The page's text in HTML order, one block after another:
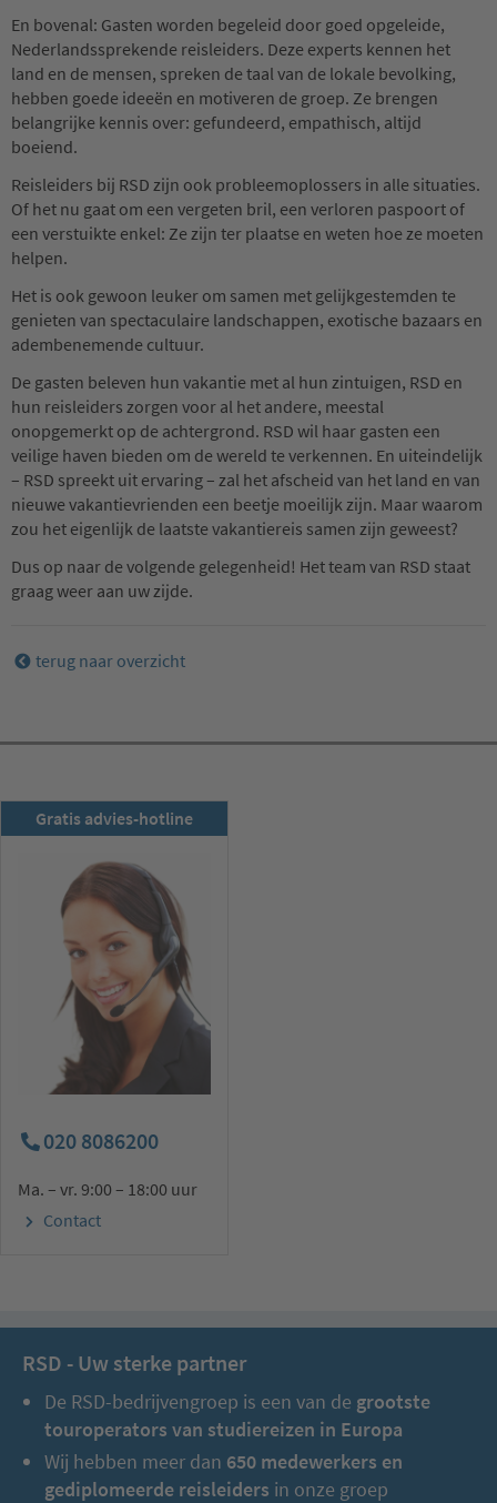
En bovenal: Gasten worden begeleid door goed opgeleide,
Nederlandssprekende reisleiders. Deze experts kennen het
land en de mensen, spreken de taal van de lokale bevolking,
hebben goede ideeën en motiveren de groep. Ze brengen
belangrijke kennis over: gefundeerd, empathisch, altijd
boeiend.
Reisleiders bij RSD zijn ook probleemoplossers in alle situaties.
Of het nu gaat om een vergeten bril, een verloren paspoort of
een verstuikte enkel: Ze zijn ter plaatse en weten hoe ze moeten
helpen.
Het is ook gewoon leuker om samen met gelijkgestemden te
genieten van spectaculaire landschappen, exotische bazaars en
adembenemende cultuur.
De gasten beleven hun vakantie met al hun zintuigen, RSD en
hun reisleiders zorgen voor al het andere, meestal
onopgemerkt op de achtergrond. RSD wil haar gasten een
veilige haven bieden om de wereld te verkennen. En uiteindelijk
– RSD spreekt uit ervaring – zal het afscheid van het land en van
nieuwe vakantievrienden een beetje moeilijk zijn. Maar waarom
zou het eigenlijk de laatste vakantiereis samen zijn geweest?
Dus op naar de volgende gelegenheid! Het team van RSD staat
graag weer aan uw zijde.
terug naar overzicht
Gratis advies-hotline
020 8086200
Ma. – vr. 9:00 – 18:00 uur
Contact
RSD - Uw sterke partner
De RSD-bedrijvengroep is een van de grootste
touroperators van studiereizen in Europa
Wij hebben meer dan 650 medewerkers en
gediplomeerde reisleiders in onze groep